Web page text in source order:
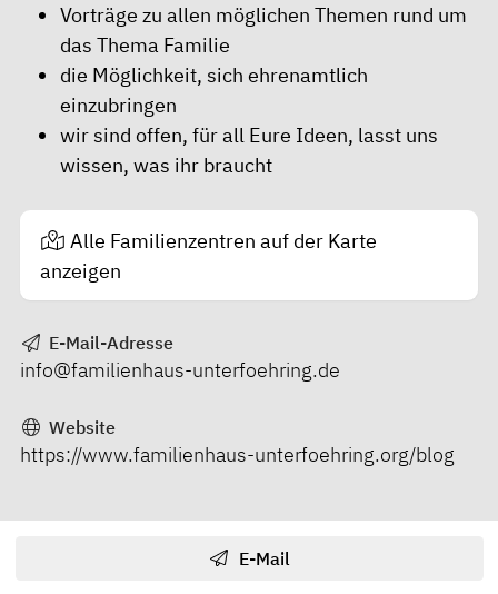
Vorträge zu allen möglichen Themen rund um
das Thema Familie
die Möglichkeit, sich ehrenamtlich
einzubringen
wir sind offen, für all Eure Ideen, lasst uns
wissen, was ihr braucht
Alle Familienzentren auf der Karte
anzeigen
E-Mail-Adresse
info@familienhaus-unterfoehring.de
Website
https://www.familienhaus-unterfoehring.org/blog
E-Mail